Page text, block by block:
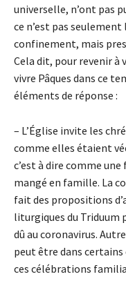
universelle, n’ont pas
ce n’est pas
confinement, mais
Cela dit, pour revenir
vivre Pâques dans ce
éléments de réponse :
– L’Église invite les
comme elles étaient
c’est à dire comme
mangé en famille. La
fait des propositions
liturgiques du Triduum
dû au coronavirus.
peut être dans
ces célébrations